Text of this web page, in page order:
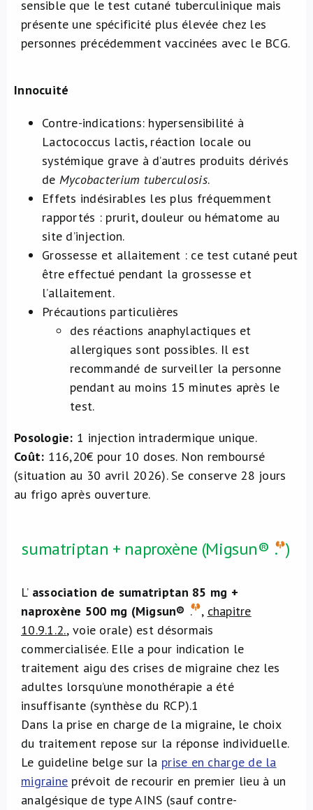
sensible que le test cutané tuberculinique mais
présente une spécificité plus élevée chez les
personnes précédemment vaccinées avec le BCG.
Innocuité
Contre-indications: hypersensibilité à
Lactococcus lactis, réaction locale ou
systémique grave à d’autres produits dérivés
de Mycobacterium tuberculosis.
Effets indésirables les plus fréquemment
rapportés : prurit, douleur ou hématome au
site d’injection.
Grossesse et allaitement : ce test cutané peut
être effectué pendant la grossesse et
l’allaitement.
Précautions particulières
des réactions anaphylactiques et
allergiques sont possibles. Il est
recommandé de surveiller la personne
pendant au moins 15 minutes après le
test.
Posologie: 1 injection intradermique unique.
Coût: 116,20€ pour 10 doses. Non remboursé
(situation au 30 avril 2026). Se conserve 28 jours
au frigo après ouverture.
sumatriptan + naproxène (Migsun® . )
L’ association de sumatriptan 85 mg +
naproxène 500 mg (Migsun® . , chapitre
10.9.1.2., voie orale) est désormais
commercialisée. Elle a pour indication le
traitement aigu des crises de migraine chez les
adultes lorsqu’une monothérapie a été
insuffisante (synthèse du RCP).1
Dans la prise en charge de la migraine, le choix
du traitement repose sur la réponse individuelle.
Le guideline belge sur la prise en charge de la
migraine prévoit de recourir en premier lieu à un
analgésique de type AINS (sauf contre-